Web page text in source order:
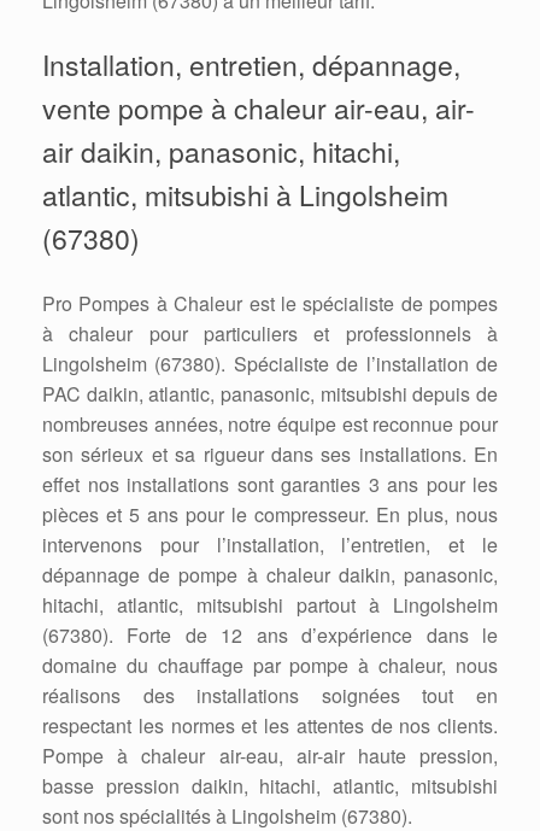
Installation, entretien, dépannage,
vente pompe à chaleur air-eau, air-
air daikin, panasonic, hitachi,
atlantic, mitsubishi à Lingolsheim
(67380)
Pro Pompes à Chaleur est le spécialiste de pompes
à chaleur pour particuliers et professionnels à
Lingolsheim (67380). Spécialiste de l’installation de
PAC daikin, atlantic, panasonic, mitsubishi depuis de
nombreuses années, notre équipe est reconnue pour
son sérieux et sa rigueur dans ses installations. En
effet nos installations sont garanties 3 ans pour les
pièces et 5 ans pour le compresseur. En plus, nous
intervenons pour l’installation, l’entretien, et le
dépannage de pompe à chaleur daikin, panasonic,
hitachi, atlantic, mitsubishi partout à Lingolsheim
(67380). Forte de 12 ans d’expérience dans le
domaine du chauffage par pompe à chaleur, nous
réalisons des installations soignées tout en
respectant les normes et les attentes de nos clients.
Pompe à chaleur air-eau, air-air haute pression,
basse pression daikin, hitachi, atlantic, mitsubishi
sont nos spécialités à Lingolsheim (67380).